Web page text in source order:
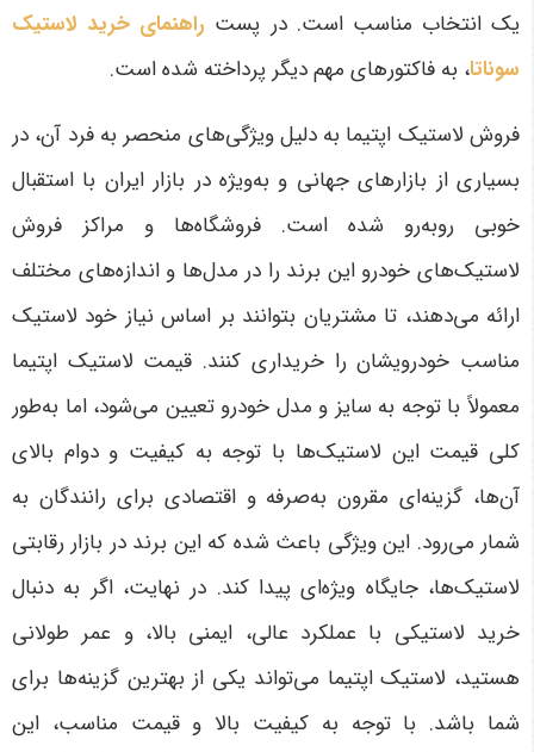
یک انتخاب مناسب است. در پست راهنمای خرید لاستیک
سوناتا، به فاکتورهای مهم دیگر پرداخته شده است.
فروش لاستیک اپتیما به دلیل ویژگی‌های منحصر به فرد آن، در
بسیاری از بازارهای جهانی و به‌ویژه در بازار ایران با استقبال
خوبی روبه‌رو شده است. فروشگاه‌ها و مراکز فروش
لاستیک‌های خودرو این برند را در مدل‌ها و اندازه‌های مختلف
ارائه می‌دهند، تا مشتریان بتوانند بر اساس نیاز خود لاستیک
مناسب خودرویشان را خریداری کنند. قیمت لاستیک اپتیما
معمولاً با توجه به سایز و مدل خودرو تعیین می‌شود، اما به‌طور
کلی قیمت این لاستیک‌ها با توجه به کیفیت و دوام بالای
آن‌ها، گزینه‌ای مقرون به‌صرفه و اقتصادی برای رانندگان به
شمار می‌رود. این ویژگی باعث شده که این برند در بازار رقابتی
لاستیک‌ها، جایگاه ویژه‌ای پیدا کند. در نهایت، اگر به دنبال
خرید لاستیکی با عملکرد عالی، ایمنی بالا، و عمر طولانی
هستید، لاستیک اپتیما می‌تواند یکی از بهترین گزینه‌ها برای
شما باشد. با توجه به کیفیت بالا و قیمت مناسب، این